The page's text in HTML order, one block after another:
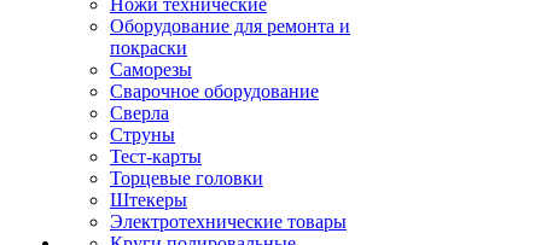
Ножи технические
Оборудование для ремонта и
покраски
Саморезы
Сварочное оборудование
Сверла
Струны
Тест-карты
Торцевые головки
Штекеры
Электротехнические товары